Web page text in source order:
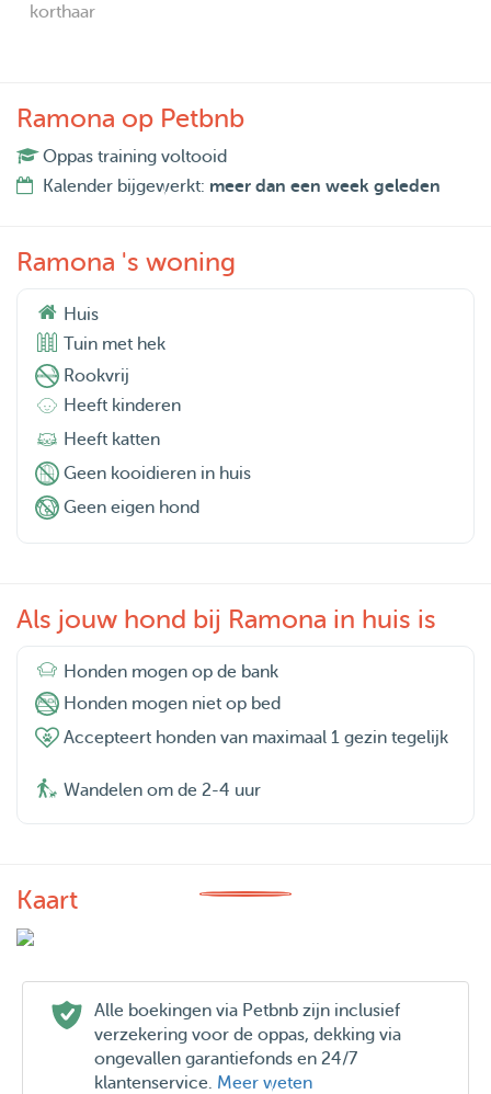
korthaar
Ramona op Petbnb
Oppas training voltooid
Kalender bijgewerkt: meer dan een week geleden
Ramona 's woning
Huis
Tuin met hek
Rookvrij
Heeft kinderen
Heeft katten
Geen kooidieren in huis
Geen eigen hond
Als jouw hond bij Ramona in huis is
Honden mogen op de bank
Honden mogen niet op bed
Accepteert honden van maximaal 1 gezin tegelijk
Wandelen om de 2-4 uur
Kaart
Alle boekingen via Petbnb zijn inclusief
verzekering voor de oppas, dekking via
ongevallen garantiefonds en 24/7
klantenservice. Meer weten